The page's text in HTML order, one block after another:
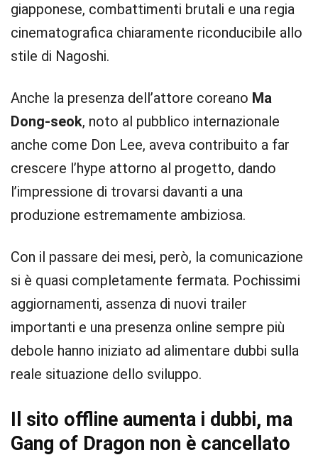
giapponese, combattimenti brutali e una regia
cinematografica chiaramente riconducibile allo
stile di Nagoshi.
Anche la presenza dell’attore coreano Ma
Dong-seok, noto al pubblico internazionale
anche come Don Lee, aveva contribuito a far
crescere l’hype attorno al progetto, dando
l’impressione di trovarsi davanti a una
produzione estremamente ambiziosa.
Con il passare dei mesi, però, la comunicazione
si è quasi completamente fermata. Pochissimi
aggiornamenti, assenza di nuovi trailer
importanti e una presenza online sempre più
debole hanno iniziato ad alimentare dubbi sulla
reale situazione dello sviluppo.
Il sito offline aumenta i dubbi, ma
Gang of Dragon non è cancellato